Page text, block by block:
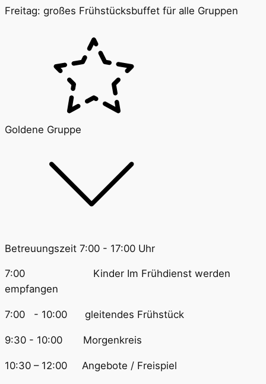
Freitag: großes Frühstücksbuffet für alle Gruppen
Goldene Gruppe
Betreuungszeit 7:00 - 17:00 Uhr
7:00 Kinder Im Frühdienst werden
empfangen
7:00 - 10:00 gleitendes Frühstück
9:30 - 10:00 Morgenkreis
10:30 – 12:00 Angebote / Freispiel